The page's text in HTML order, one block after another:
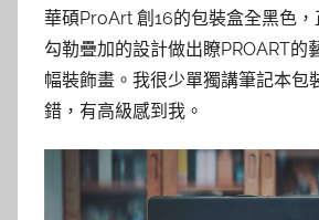
華碩ProArt 創16的包裝盒全黑色
勾勒疊加的設計做出瞭PROART的
幅裝飾畫。我很少單獨講筆記本包
錯，有高級感到我。